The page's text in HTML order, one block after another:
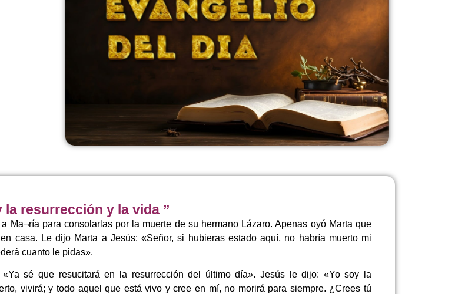
la resurrección y la vida ”
Ma¬ría para consolarlas por la muerte de su hermano Lázaro. Apenas oyó Marta que
casa. Le dijo Marta a Jesús: «Señor, si hubieras estado aquí, no habría muerto mi
cuanto le pidas».
sé que resucitará en la resurrección del último día». Jesús le dijo: «Yo soy la
vivirá; y todo aquel que está vivo y cree en mí, no morirá para siempre. ¿Crees tú